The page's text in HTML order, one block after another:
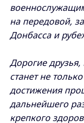
на передовой,
Донбасса и
Дорогие
станет не
достижения
дальнейшего
крепкого